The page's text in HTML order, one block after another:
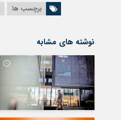
برچسب ها
نوشته های مشابه